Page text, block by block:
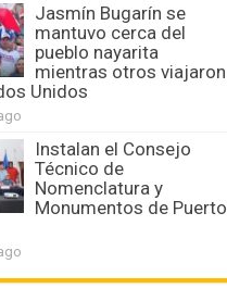
Jasmín Bugarín se
mantuvo cerca del
pueblo nayarita
mientras otros viajaron
Unidos
Instalan el Consejo
Técnico de
Nomenclatura y
Monumentos de Puerto